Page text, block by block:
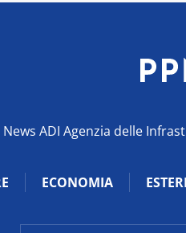
News ADI Agenzia delle
ECONOMIA ESTERI